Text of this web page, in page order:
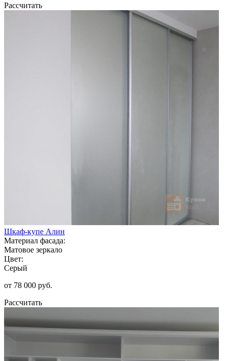
Рассчитать
Шкаф-купе Алин
Материал фасада:
Матовое зеркало
Цвет:
Серый
от 78 000 руб.
Рассчитать